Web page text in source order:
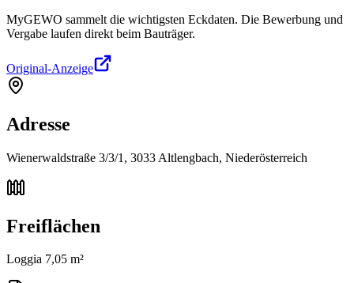
MyGEWO sammelt die wichtigsten Eckdaten. Die Bewerbung und
Vergabe laufen direkt beim Bauträger.
Original-Anzeige
Adresse
Wienerwaldstraße 3/3/1, 3033 Altlengbach, Niederösterreich
Freiflächen
Loggia 7,05 m²